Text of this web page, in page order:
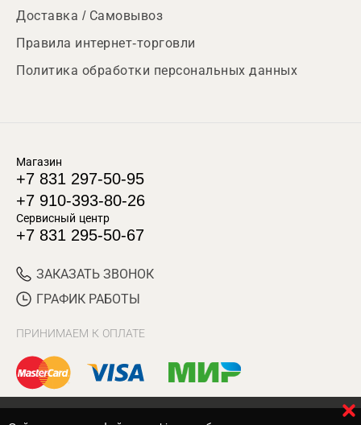
Доставка / Самовывоз
Правила интернет-торговли
Политика обработки персональных данных
Магазин
+7 831 297-50-95
+7 910-393-80-26
Сервисный центр
+7 831 295-50-67
ЗАКАЗАТЬ ЗВОНОК
ГРАФИК РАБОТЫ
ПРИНИМАЕМ К ОПЛАТЕ